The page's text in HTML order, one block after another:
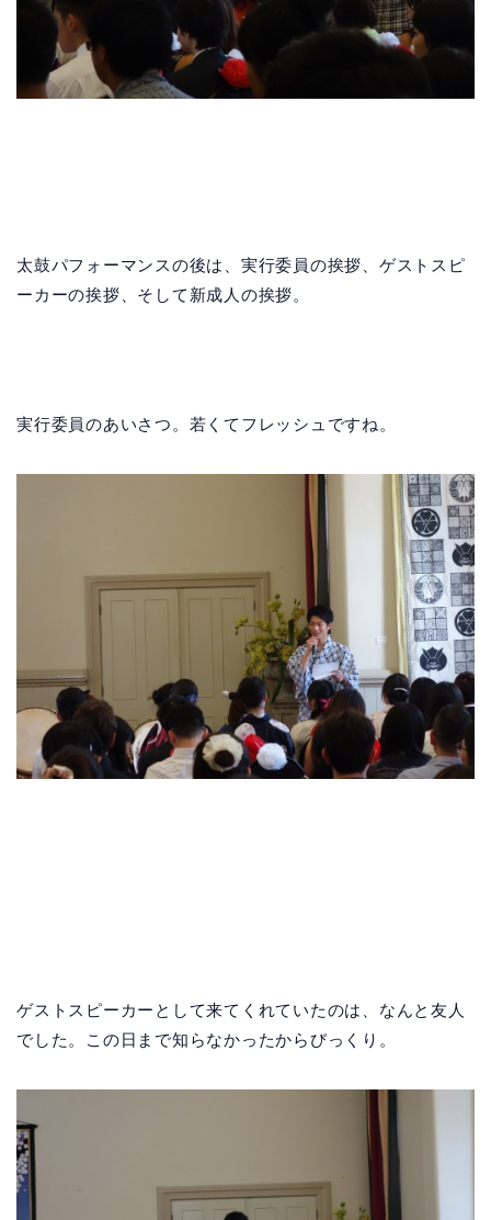
太鼓パフォーマンスの後は、実行委員の挨拶、ゲストスピ
ーカーの挨拶、そして新成人の挨拶。
実行委員のあいさつ。若くてフレッシュですね。
ゲストスピーカーとして来てくれていたのは、なんと友人
でした。この日まで知らなかったからびっくり。